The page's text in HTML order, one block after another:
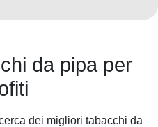
da pipa per
dei migliori tabacchi da